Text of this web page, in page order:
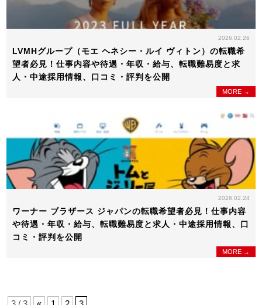
2026.02.26
LVMHグループ（モエ ヘネシー・ルイ ヴィトン）の転職希
望者必見！仕事内容や待遇・年収・給与、転職難易度と求
人・中途採用情報、口コミ・評判を公開
MORE →
2026.02.24
ワーナー ブラザース ジャパンの転職希望者必見！仕事内容
や待遇・年収・給与、転職難易度と求人・中途採用情報、口
コミ・評判を公開
MORE →